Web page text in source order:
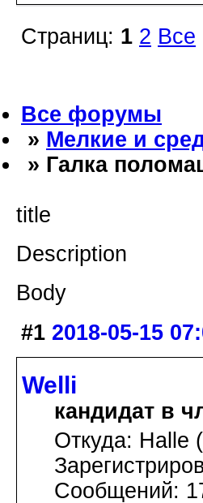
Страниц: 1 2 Все
Все форумы
» Мелкие и
» Галка
title
Description
Body
#1 2018-05-15
Welli
кандидат в
Откуда: Halle
Сообщений: